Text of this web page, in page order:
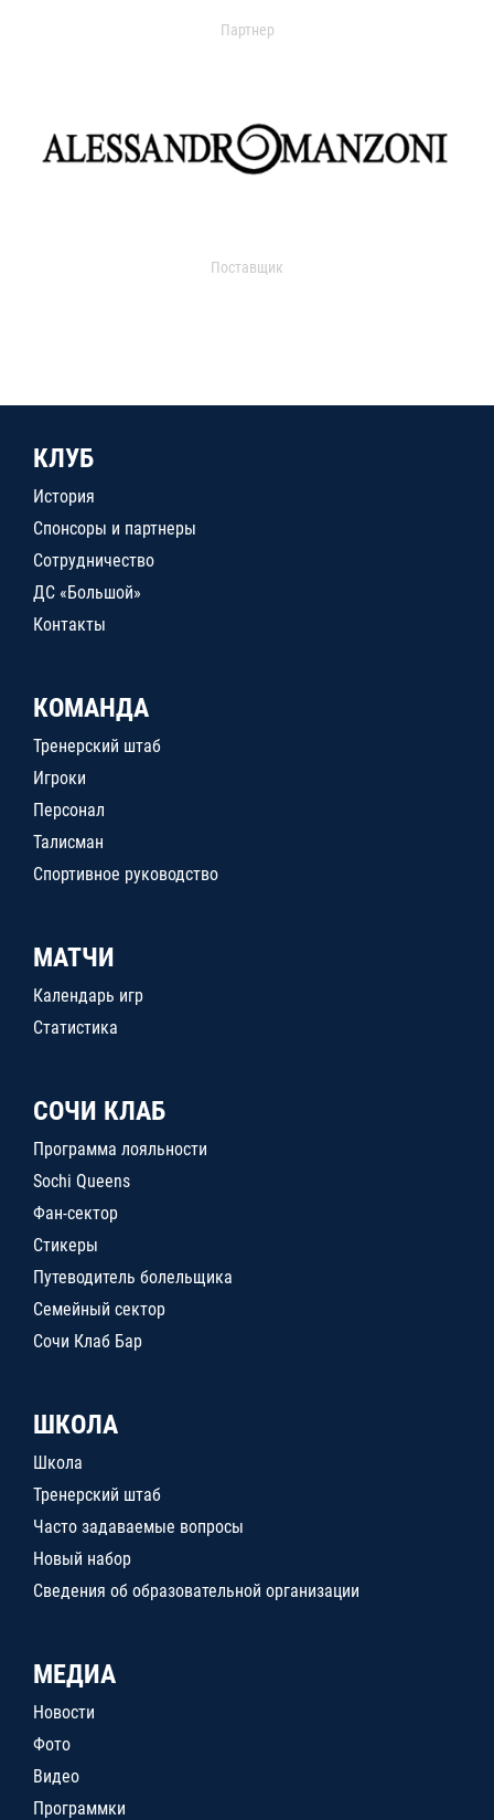
Партнер
Поставщик
КЛУБ
История
Спонсоры и партнеры
Сотрудничество
ДС «Большой»
Контакты
КОМАНДА
Тренерский штаб
Игроки
Персонал
Талисман
Спортивное руководство
МАТЧИ
Календарь игр
Статистика
СОЧИ КЛАБ
Программа лояльности
Sochi Queens
Фан-сектор
Стикеры
Путеводитель болельщика
Семейный сектор
Сочи Клаб Бар
ШКОЛА
Школа
Тренерский штаб
Часто задаваемые вопросы
Новый набор
Сведения об образовательной организации
МЕДИА
Новости
Фото
Видео
Программки